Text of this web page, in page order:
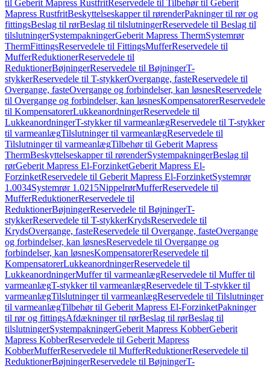
til Geberit Mapress RustfritReservedele til Tilbehør til Geberit
Mapress RustfritBeskyttelseskapper til rørenderPakninger til rør og
fittingsBeslag til rørBeslag til tilslutningerReservedele til Beslag til
tilslutningerSystempakningerGeberit Mapress ThermSystemrør
ThermFittingsReservedele til FittingsMufferReservedele til
MufferReduktionerReservedele til
ReduktionerBøjningerReservedele til BøjningerT-
stykkerReservedele til T-stykkerOvergange, fasteReservedele til
Overgange, fasteOvergange og forbindelser, kan løsnesReservedele
til Overgange og forbindelser, kan løsnesKompensatorerReservedele
til KompensatorerLukkeanordningerReservedele til
LukkeanordningerT-stykker til varmeanlægReservedele til T-stykker
til varmeanlægTilslutninger til varmeanlægReservedele til
Tilslutninger til varmeanlægTilbehør til Geberit Mapress
ThermBeskyttelseskapper til rørenderSystempakningerBeslag til
rørGeberit Mapress El-ForzinketGeberit Mapress El-
ForzinketReservedele til Geberit Mapress El-ForzinketSystemrør
1.0034Systemrør 1.0215NippelrørMufferReservedele til
MufferReduktionerReservedele til
ReduktionerBøjningerReservedele til BøjningerT-
stykkerReservedele til T-stykkerKrydsReservedele til
KrydsOvergange, fasteReservedele til Overgange, fasteOvergange
og forbindelser, kan løsnesReservedele til Overgange og
forbindelser, kan løsnesKompensatorerReservedele til
KompensatorerLukkeanordningerReservedele til
LukkeanordningerMuffer til varmeanlægReservedele til Muffer til
varmeanlægT-stykker til varmeanlægReservedele til T-stykker til
varmeanlægTilslutninger til varmeanlægReservedele til Tilslutninger
til varmeanlægTilbehør til Geberit Mapress El-ForzinketPakninger
til rør og fittingsAfdækninger til rørBeslag til rørBeslag til
tilslutningerSystempakningerGeberit Mapress KobberGeberit
Mapress KobberReservedele til Geberit Mapress
KobberMufferReservedele til MufferReduktionerReservedele til
ReduktionerBøjningerReservedele til BøjningerT-